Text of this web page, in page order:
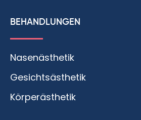
BEHANDLUNGEN
Nasenästhetik
Gesichtsästhetik
Körperästhetik